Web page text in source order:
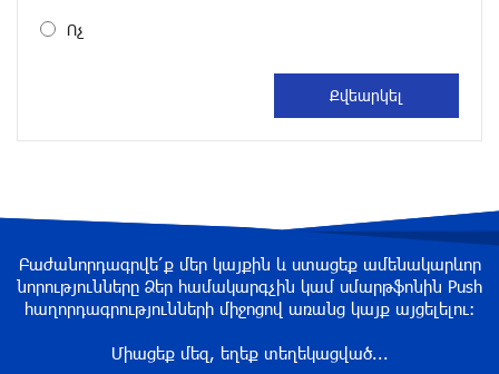
Անհավասարակշռության և նոր
Ես հավատում եմ, որ «Արարարտ-Արմենիան»
ունակ է անցնել որակավորման վերջին փուլ.
Բերեզովսկի
6 ժամ առաջ
Գերմանիայում ահաբեկչության գործով
Ոչ
Բաժանորդագրվե՛ք մեր կայքին և ստացեք ամենակարևոր
նորությունները Ձեր համակարգչին կամ սմարթֆոնին Push
հաղորդագրությունների միջոցով առանց կայք այցելելու։
Միացեք մեզ, եղեք տեղեկացված...